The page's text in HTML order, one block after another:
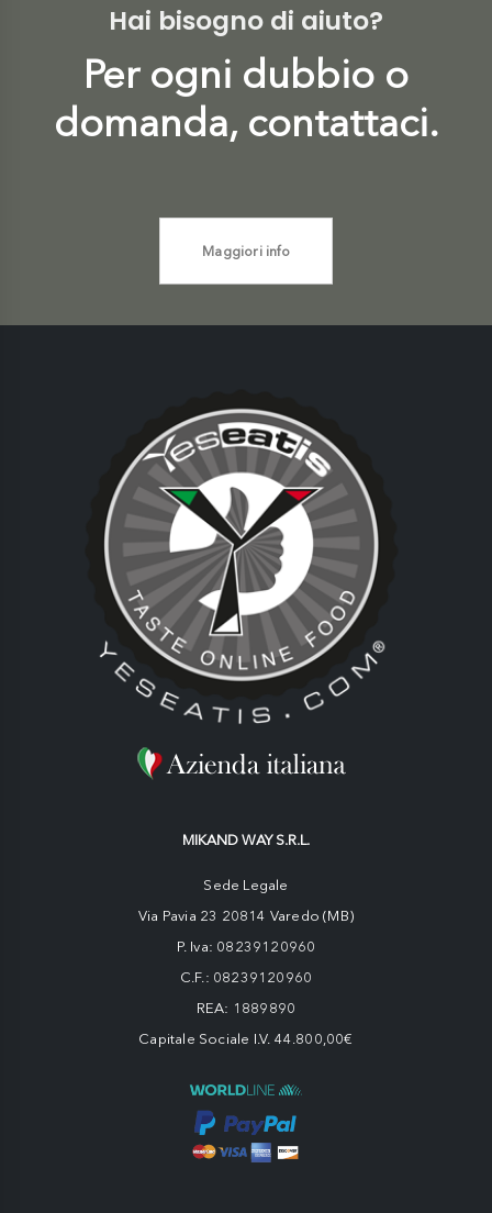
Hai bisogno di aiuto?
Per ogni dubbio o
domanda, contattaci.
Maggiori info
MIKAND WAY S.R.L.
Sede Legale
Via Pavia 23 20814 Varedo (MB)
P. Iva: 08239120960
C.F.: 08239120960
REA: 1889890
Capitale Sociale I.V. 44.800,00€